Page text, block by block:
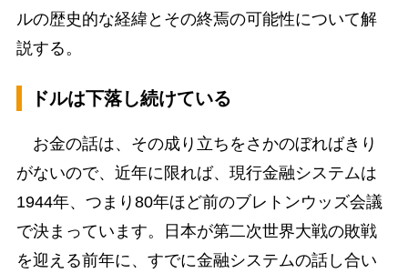
ルの歴史的な経緯とその終焉の可能性について解
説する。
ドルは下落し続けている
お金の話は、その成り立ちをさかのぼればきり
がないので、近年に限れば、現行金融システムは
1944年、つまり80年ほど前のブレトンウッズ会議
で決まっています。日本が第二次世界大戦の敗戦
を迎える前年に、すでに金融システムの話し合い